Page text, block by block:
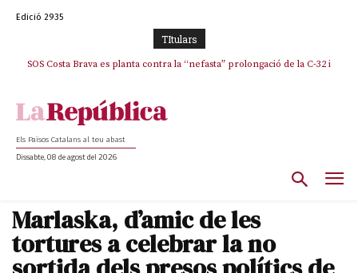
Edició 2935
TItulars
SOS Costa Brava es planta contra la “nefasta” prolongació de la C-32 i
Els Països Catalans al teu abast
Dissabte, 08 de agost del 2026
Marlaska, d’amic de les
tortures a celebrar la no